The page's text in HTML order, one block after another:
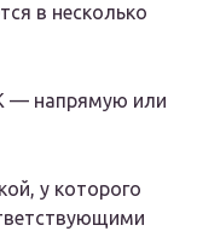
в несколько
— напрямую или
у которого